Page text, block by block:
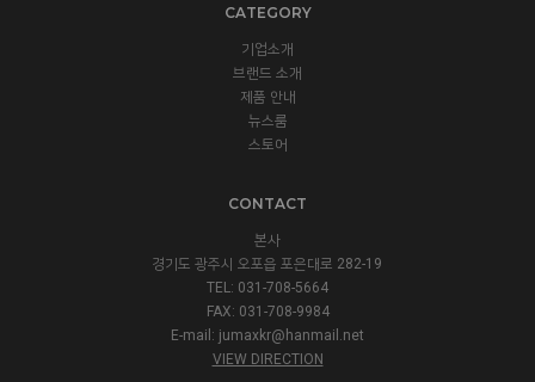
CATEGORY
기업소개
브랜드 소개
제품 안내
뉴스룸
스토어
CONTACT
본사
경기도 광주시 오포읍 포은대로 282-19
TEL: 031-708-5664
FAX: 031-708-9984
E-mail: jumaxkr@hanmail.net
VIEW DIRECTION